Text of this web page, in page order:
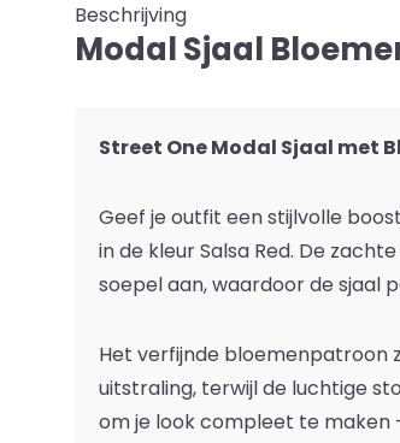
Beschrijving
Modal Sjaal
Street One Modal Sjaal met
Geef je outfit een stijlvolle
in de kleurSalsa Red. De
soepel aan, waardoor de sjaal
Het verfijnde bloemenpatroon
uitstraling, terwijl de luchtige
om je look compleet te maken